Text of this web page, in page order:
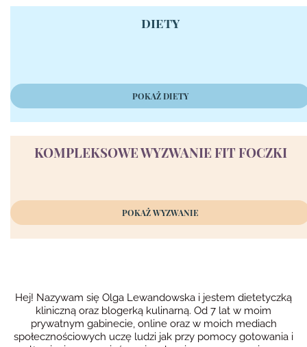
Hej! Nazywam się Olga Lewandowska i jestem dietetyczką
kliniczną oraz blogerką kulinarną. Od 7 lat w moim
prywatnym gabinecie, online oraz w moich mediach
społecznościowych uczę ludzi jak przy pomocy gotowania i
diety
POKAŻ DIETY
KOMPLEKSOWE WYZWANIE FIT FOCZKI
POKAŻ WYZWANIE